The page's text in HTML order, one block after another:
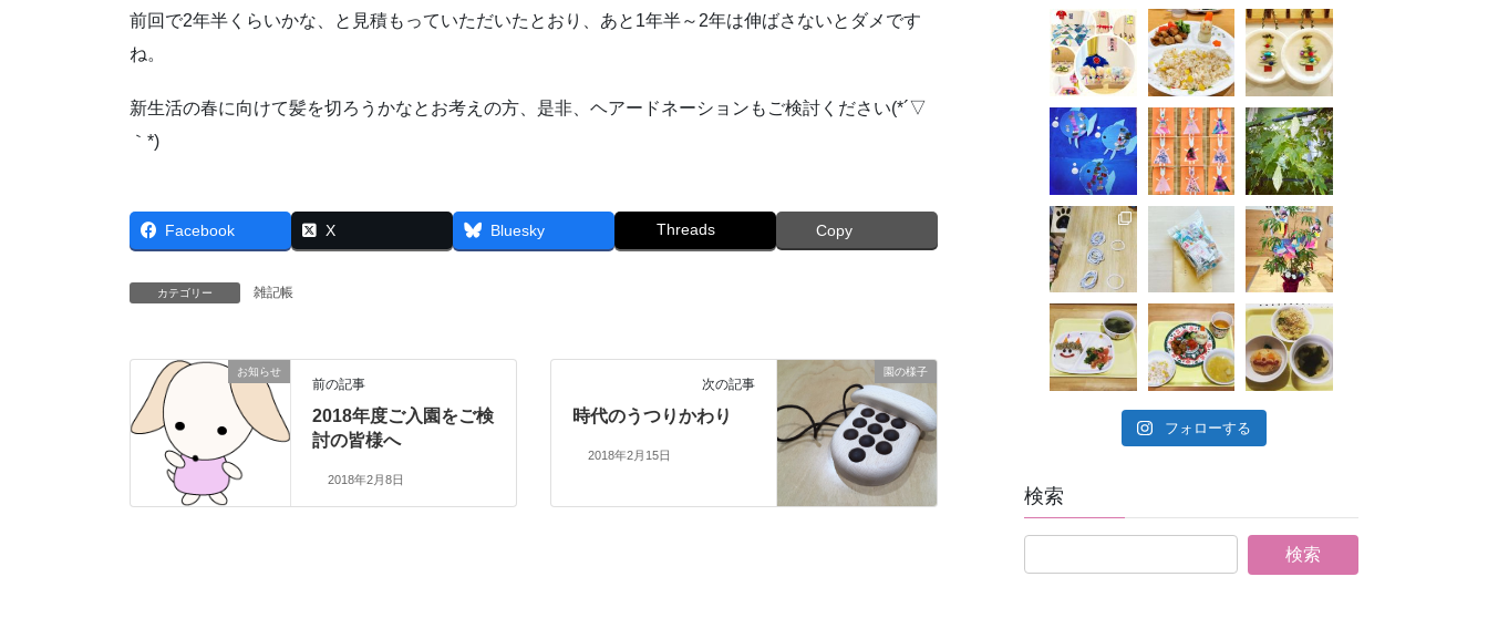
前回で2年半くらいかな、と見積もっていただいたとおり、あと1年半～2年は伸ばさないとダメです
ね。
新生活の春に向けて髪を切ろうかなとお考えの方、是非、ヘアードネーションもご検討ください(*´▽
｀*)
Facebook X Bluesky Threads Copy
カテゴリー 雑記帳
お知らせ
前の記事
2018年度ご入園をご検
討の皆様へ
2018年2月8日
園の様子
次の記事
時代のうつりかわり
2018年2月15日
フォローする
検索